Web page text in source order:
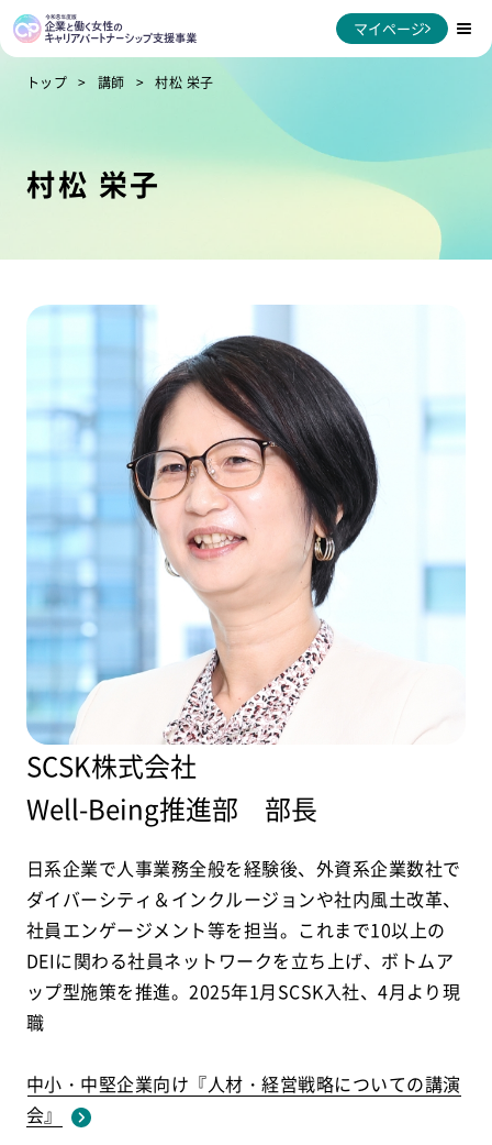
マイページ
トップ 講師 村松 栄子
村松 栄子
SCSK株式会社
Well-Being推進部 部長
日系企業で人事業務全般を経験後、外資系企業数社で
ダイバーシティ＆インクルージョンや社内風土改革、
社員エンゲージメント等を担当。これまで10以上の
DEIに関わる社員ネットワークを立ち上げ、ボトムア
ップ型施策を推進。2025年1月SCSK入社、4月より現
職
中小・中堅企業向け『人材・経営戦略についての講演
会』